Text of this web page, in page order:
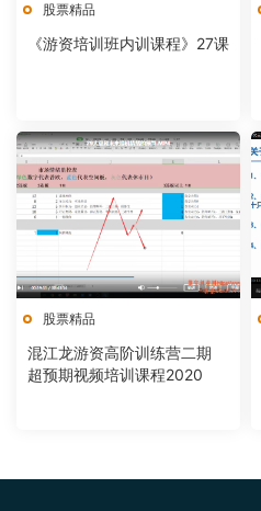
股票精品
《游资培训班内训课程》27课
股票精品
混江龙游资高阶训练营二期
超预期视频培训课程2020